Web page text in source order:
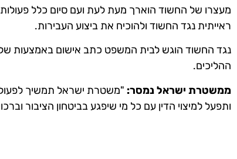
מעצרו של החשוד הוארך מעת לעת ועם סיום כלל
ראייתית נגד החשוד ולהוכיח את ביצוע העבירות.
נגד החשוד הוגש לבית המשפט כתב אישום באמצעות
ההליכים.
ממשטרת ישראל נמסר: "משטרת ישראל תמשיך לפעול
ותפעל למיצוי הדין עם כל מי שיפגע בביטחון הציבור